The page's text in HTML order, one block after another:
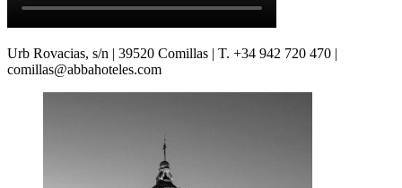
Urb Rovacias, s/n | 39520 Comillas | T. +34 942 720 470 |
comillas@abbahoteles.com